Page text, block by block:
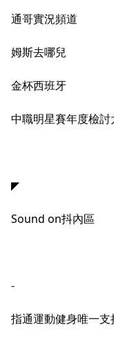
通哥實況頻道
姆斯去哪兒
金杯西班牙
中職明星賽年度檢討
◤
Sound on抖內區
-
指通運動健身唯一支